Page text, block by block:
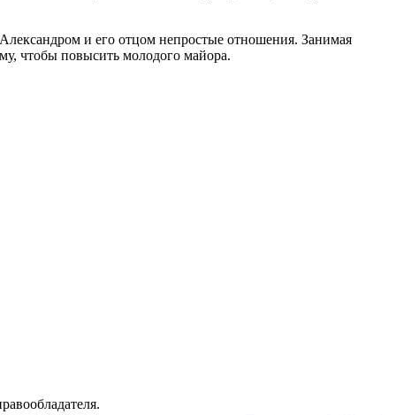
и его отцом непростые отношения. Занимая
чтобы повысить молодого майора.